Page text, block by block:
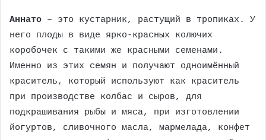
Аннато – это кустарник, растущий в тропиках. У
него плоды в виде ярко-красных колючих
коробочек с такими же красными семенами.
Именно из этих семян и получают одноимённый
краситель, который используют как краситель
при производстве колбас и сыров, для
подкрашивания рыбы и мяса, при изготовлении
йогуртов, сливочного масла, мармелада, конфет